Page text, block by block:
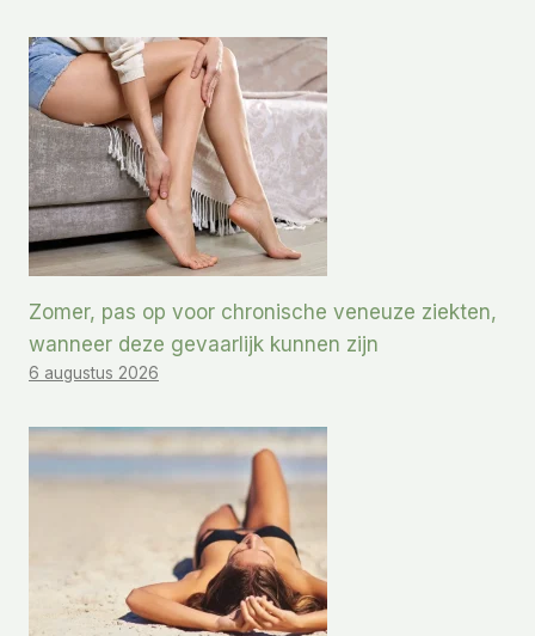
Zomer, pas op voor chronische veneuze ziekten,
wanneer deze gevaarlijk kunnen zijn
6 augustus 2026